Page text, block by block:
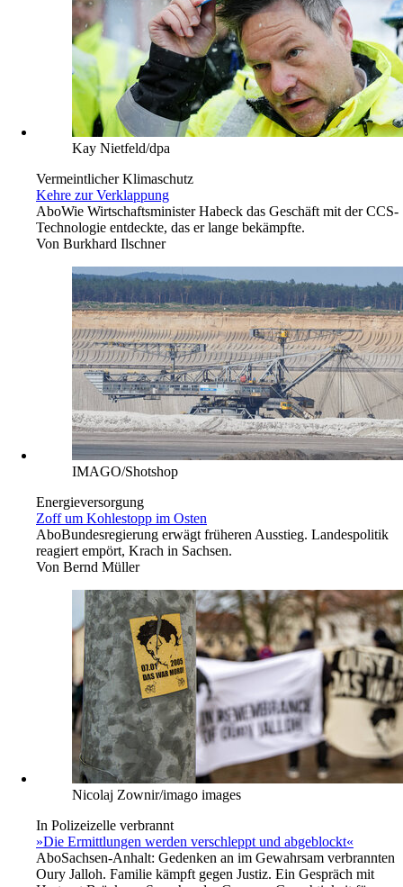
Kay Nietfeld/dpa
Vermeintlicher Klimaschutz
Kehre zur Verklappung
AboWie Wirtschaftsminister Habeck das Geschäft mit der CCS-
Technologie entdeckte, das er lange bekämpfte.
Von Burkhard Ilschner
IMAGO/Shotshop
Energieversorgung
Zoff um Kohlestopp im Osten
AboBundesregierung erwägt früheren Ausstieg. Landespolitik
reagiert empört, Krach in Sachsen.
Von Bernd Müller
Nicolaj Zownir/imago images
In Polizeizelle verbrannt
»Die Ermittlungen werden verschleppt und abgeblockt«
AboSachsen-Anhalt: Gedenken an im Gewahrsam verbrannten
Oury Jalloh. Familie kämpft gegen Justiz. Ein Gespräch mit